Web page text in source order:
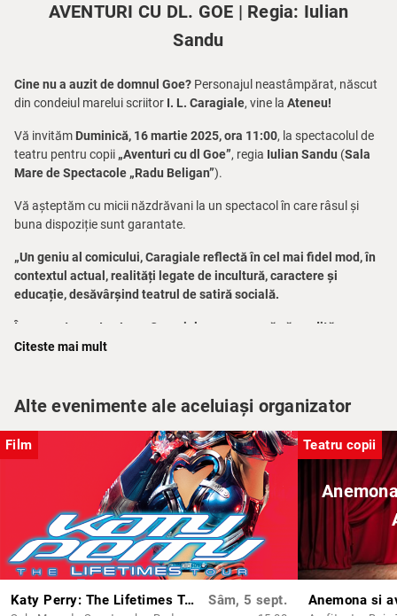
AVENTURI CU DL. GOE | Regia: Iulian
Sandu
Cine nu a auzit de domnul Goe? Personajul neastâmpărat, născut
din condeiul marelui scriitor I. L. Caragiale, vine la Ateneu!
Vă invităm Duminică, 16 martie 2025, ora 11:00, la spectacolul de
teatru pentru copii „Aventuri cu dl Goe”, regia Iulian Sandu (Sala
Mare de Spectacole „Radu Beligan”).
Vă așteptăm cu micii năzdrăvani la un spectacol în care râsul și
buna dispoziție sunt garantate.
„Un geniu al comicului, Caragiale reflectă în cel mai fidel mod, în
contextul actual, realități legate de incultură, caractere și
educație, desăvârșind teatrul de satiră socială.
În an centenar, Ion Luca Caragiale ne provoacă să medităm
asupra comicului, să descoperim printre hohotele de râs,
de vii și de actuale.
Universul lui Caragiale este de fapt un spectacol etern, ce
punctează cu umor defectele societății noastre, cu scopul de a le
îndrepta, imaginația fiind cheia ce deschide un univers
Iulian Sandu, regizor
Regia:Iulian Ioan Sandu
Adaptare text:Izabela Oancea
Muzica:
Sorin Oancea
Citeste mai mult
Alte evenimente ale aceluiași organizator
Film
Katy Perry: The Lifetimes Tour - Live From Paris - (regia Paul Dugdale) - PREMIERĂ - AG Sâm, 5 sept.
Teatru copii